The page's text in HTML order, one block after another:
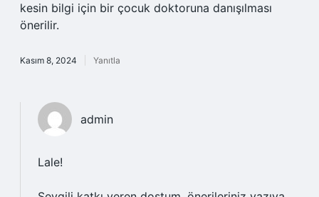
kesin bilgi için bir çocuk doktoruna danışılması
önerilir.
Kasım 8, 2024 Yanıtla
admin
Lale!